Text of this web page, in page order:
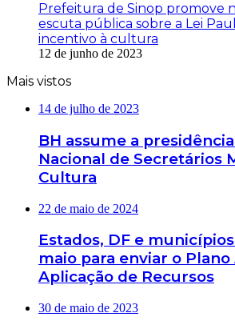
Prefeitura de Sinop promove
escuta pública sobre a Lei
incentivo à cultura
12 de junho de 2023
Mais vistos
14 de julho de 2023
BH assume a
Nacional de Secretários
Cultura
22 de maio de 2024
Estados, DF e
maio para enviar o
Aplicação de Recursos
30 de maio de 2023